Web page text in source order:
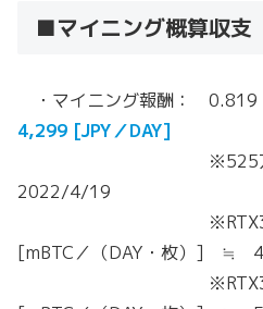
■マイニング概算収支
・マイニング報酬：
4,299 [JPY／DAY]
※525万[JPY
2022/4/19
※RTX3080…
[mBTC／（DAY・枚）] ≒
※RTX3090…